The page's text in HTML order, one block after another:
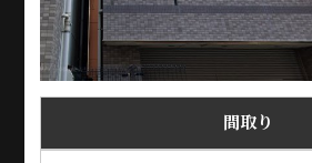
間取り